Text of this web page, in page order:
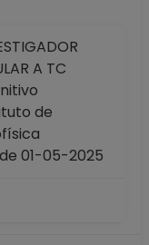
A TC
de
01-05-2025